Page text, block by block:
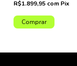
R$1.899,95 com Pix